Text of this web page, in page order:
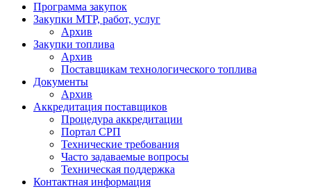
Программа закупок
Закупки МТР, работ, услуг
Архив
Закупки топлива
Архив
Поставщикам технологического топлива
Документы
Архив
Аккредитация поставщиков
Процедура аккредитации
Портал СРП
Технические требования
Часто задаваемые вопросы
Техническая поддержка
Контактная информация